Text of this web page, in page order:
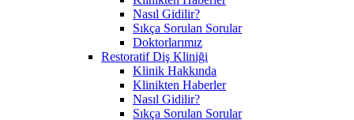
Nasıl Gidilir?
Sıkça Sorulan Sorular
Doktorlarımız
Restoratif Diş Kliniği
Klinik Hakkında
Klinikten Haberler
Nasıl Gidilir?
Sıkça Sorulan Sorular